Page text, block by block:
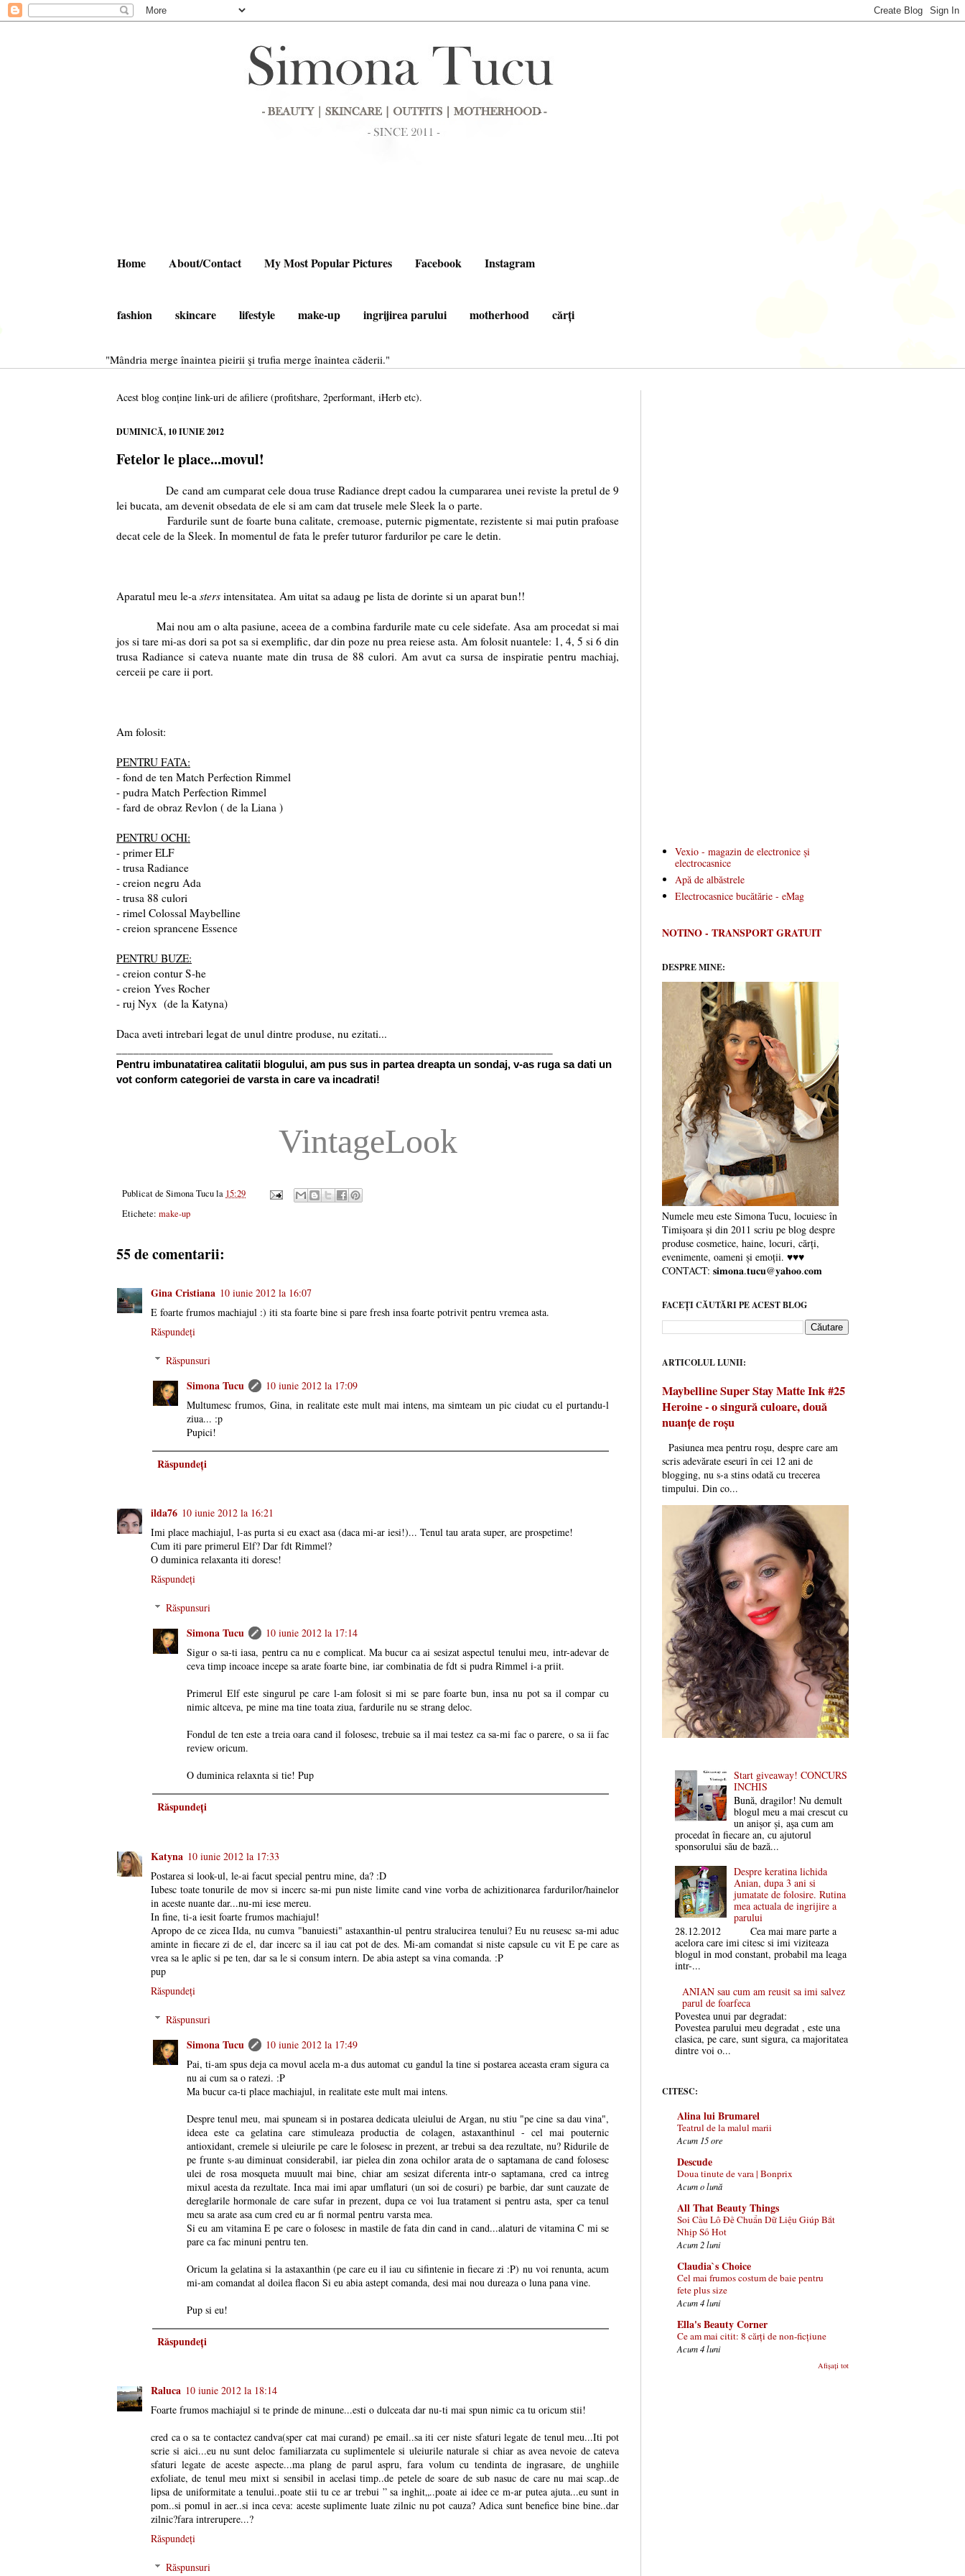
Home About/Contact My Most Popular Pictures Facebook Instagram
fashion skincare lifestyle make-up ingrijirea parului motherhood cărți
"Mândria merge înaintea pieirii şi trufia merge înaintea căderii."
Acest blog conține link-uri de afiliere (profitshare, 2performant, iHerb etc).
DUMINICĂ, 10 IUNIE 2012
Fetelor le place...movul!
De cand am cumparat cele doua truse Radiance drept cadou la cumpararea unei reviste la pretul de 9
lei bucata, am devenit obsedata de ele si am cam dat trusele mele Sleek la o parte.
Fardurile sunt de foarte buna calitate, cremoase, puternic pigmentate, rezistente si mai putin prafoase
decat cele de la Sleek. In momentul de fata le prefer tuturor fardurilor pe care le detin.
Aparatul meu le-a sters intensitatea. Am uitat sa adaug pe lista de dorinte si un aparat bun!!
Mai nou am o alta pasiune, aceea de a combina fardurile mate cu cele sidefate. Asa am procedat si mai
jos si tare mi-as dori sa pot sa si exemplific, dar din poze nu prea reiese asta. Am folosit nuantele: 1, 4, 5 si 6 din
trusa Radiance si cateva nuante mate din trusa de 88 culori. Am avut ca sursa de inspiratie pentru machiaj,
cerceii pe care ii port.
Am folosit:
PENTRU FATA:
- fond de ten Match Perfection Rimmel
- pudra Match Perfection Rimmel
- fard de obraz Revlon ( de la Liana )
PENTRU OCHI:
- primer ELF
- trusa Radiance
- creion negru Ada
- trusa 88 culori
- rimel Colossal Maybelline
- creion sprancene Essence
PENTRU BUZE:
- creion contur S-he
- creion Yves Rocher
- ruj Nyx (de la Katyna)
Daca aveti intrebari legat de unul dintre produse, nu ezitati...
Pentru imbunatatirea calitatii blogului, am pus sus in partea dreapta un sondaj, v-as ruga sa dati un
vot conform categoriei de varsta in care va incadrati!
VintageLook
Publicat de Simona Tucula 15:29
Etichete: make-up
55 de comentarii:
Gina Cristiana 10 iunie 2012 la 16:07
E foarte frumos machiajul :) iti sta foarte bine si pare fresh insa foarte potrivit pentru vremea asta.
Răspundeți
Răspunsuri
Simona Tucu
10 iunie 2012 la 17:09
Multumesc frumos, Gina, in realitate este mult mai intens, ma simteam un pic ciudat cu el purtandu-l
ziua... :p
Pupici!
Răspundeți
ilda76 10 iunie 2012 la 16:21
Imi place machiajul, l-as purta si eu exact asa (daca mi-ar iesi!)... Tenul tau arata super, are prospetime!
Cum iti pare primerul Elf? Dar fdt Rimmel?
O duminica relaxanta iti doresc!
Răspundeți
Răspunsuri
Simona Tucu
10 iunie 2012 la 17:14
Sigur o sa-ti iasa, pentru ca nu e complicat. Ma bucur ca ai sesizat aspectul tenului meu, intr-adevar de
ceva timp incoace incepe sa arate foarte bine, iar combinatia de fdt si pudra Rimmel i-a priit.
Primerul Elf este singurul pe care l-am folosit si mi se pare foarte bun, insa nu pot sa il compar cu
nimic altceva, pe mine ma tine toata ziua, fardurile nu se strang deloc.
Fondul de ten este a treia oara cand il folosesc, trebuie sa il mai testez ca sa-mi fac o parere, o sa ii fac
review oricum.
O duminica relaxnta si tie! Pup
Răspundeți
Katyna 10 iunie 2012 la 17:33
Postarea si look-ul, le-ai facut special pentru mine, da? :D
Iubesc toate tonurile de mov si incerc sa-mi pun niste limite cand vine vorba de achizitionarea fardurilor/hainelor
in aceste nuante dar...nu-mi iese mereu.
In fine, ti-a iesit foarte frumos machiajul!
Apropo de ce zicea Ilda, nu cumva "banuiesti" astaxanthin-ul pentru stralucirea tenului? Eu nu reusesc sa-mi aduc
aminte in fiecare zi de el, dar incerc sa il iau cat pot de des. Mi-am comandat si niste capsule cu vit E pe care as
vrea sa le aplic si pe ten, dar sa le si consum intern. De abia astept sa vina comanda. :P
pup
Răspundeți
Răspunsuri
Simona Tucu
10 iunie 2012 la 17:49
Pai, ti-am spus deja ca movul acela m-a dus automat cu gandul la tine si postarea aceasta eram sigura ca
nu ai cum sa o ratezi. :P
Ma bucur ca-ti place machiajul, in realitate este mult mai intens.
Despre tenul meu, mai spuneam si in postarea dedicata uleiului de Argan, nu stiu "pe cine sa dau vina",
ideea este ca gelatina care stimuleaza productia de colagen, astaxanthinul - cel mai pouternic
antioxidant, cremele si uleiurile pe care le folosesc in prezent, ar trebui sa dea rezultate, nu? Ridurile de
pe frunte s-au diminuat considerabil, iar pielea din zona ochilor arata de o saptamana de cand folosesc
ulei de rosa mosqueta muuult mai bine, chiar am sesizat diferenta intr-o saptamana, cred ca intreg
mixul acesta da rezultate. Inca mai imi apar umflaturi (un soi de cosuri) pe barbie, dar sunt cauzate de
dereglarile hormonale de care sufar in prezent, dupa ce voi lua tratament si pentru asta, sper ca tenul
meu sa arate asa cum cred eu ar fi normal pentru varsta mea.
Si eu am vitamina E pe care o folosesc in mastile de fata din cand in cand...alaturi de vitamina C mi se
pare ca fac minuni pentru ten.
Oricum la gelatina si la astaxanthin (pe care eu il iau cu sifintenie in fiecare zi :P) nu voi renunta, acum
mi-am comandat al doilea flacon Si eu abia astept comanda, desi mai nou dureaza o luna pana vine.
Pup si eu!
Răspundeți
Raluca 10 iunie 2012 la 18:14
Foarte frumos machiajul si te prinde de minune...esti o dulceata dar nu-ti mai spun nimic ca tu oricum stii!
cred ca o sa te contactez candva(sper cat mai curand) pe email..sa iti cer niste sfaturi legate de tenul meu...Iti pot
scrie si aici...eu nu sunt deloc familiarzata cu suplimentele si uleiurile naturale si chiar as avea nevoie de cateva
sfaturi legate de aceste aspecte...ma plang de parul aspru, fara volum cu tendinta de ingrasare, de unghiile
exfoliate, de tenul meu mixt si sensibil in acelasi timp..de petele de soare de sub nasuc de care nu mai scap..de
lipsa de uniformitate a tenului..poate stii tu ce ar trebui ” sa inghit„..poate ai idee ce m-ar putea ajuta...eu sunt in
pom..si pomul in aer..si inca ceva: aceste suplimente luate zilnic nu pot cauza? Adica sunt benefice bine bine..dar
zilnic?fara intrerupere...?
Răspundeți
Răspunsuri
Vexio - magazin de electronice și
electrocasnice
Apă de albăstrele
Electrocasnice bucătărie - eMag
NOTINO - TRANSPORT GRATUIT
DESPRE MINE:
Numele meu este Simona Tucu, locuiesc în
Timișoara și din 2011 scriu pe blog despre
produse cosmetice, haine, locuri, cărți,
evenimente, oameni și emoții. ♥♥♥
CONTACT: 𝐬𝐢𝐦𝐨𝐧𝐚.𝐭𝐮𝐜𝐮@𝐲𝐚𝐡𝐨𝐨.𝐜𝐨𝐦
FACEȚI CĂUTĂRI PE ACEST BLOG
ARTICOLUL LUNII:
Maybelline Super Stay Matte Ink #25
Heroine - o singură culoare, două
nuanțe de roșu
Pasiunea mea pentru roșu, despre care am
scris adevărate eseuri în cei 12 ani de
blogging, nu s-a stins odată cu trecerea
timpului. Din co...
Start giveaway! CONCURS
INCHIS
Bună, dragilor! Nu demult
blogul meu a mai crescut cu
un anișor și, așa cum am
procedat în fiecare an, cu ajutorul
sponsorului său de bază...
Despre keratina lichida
Anian, dupa 3 ani si
jumatate de folosire. Rutina
mea actuala de ingrijire a
parului
28.12.2012 Cea mai mare parte a
acelora care imi citesc si imi viziteaza
blogul in mod constant, probabil ma leaga
intr-...
ANIAN sau cum am reusit sa imi salvez
parul de foarfeca
Povestea unui par degradat:
Povestea parului meu degradat , este una
clasica, pe care, sunt sigura, ca majoritatea
dintre voi o...
CITESC:
Alina lui Brumarel
Teatrul de la malul marii
Acum 15 ore
Descude
Doua tinute de vara | Bonprix
Acum o lună
All That Beauty Things
Soi Cầu Lô Đề Chuẩn Dữ Liệu Giúp Bắt
Nhịp Số Hot
Acum 2 luni
Claudia`s Choice
Cel mai frumos costum de baie pentru
fete plus size
Acum 4 luni
Ella's Beauty Corner
Ce am mai citit: 8 cărți de non-ficțiune
Acum 4 luni
Afișați tot